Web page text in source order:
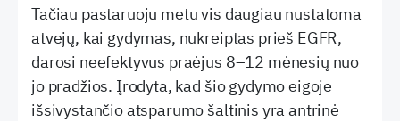
Tačiau pastaruoju metu vis daugiau nustatoma
atvejų, kai gydymas, nukreiptas prieš EGFR,
darosi neefektyvus praėjus 8–12 mėnesių nuo
jo pradžios. Įrodyta, kad šio gydymo eigoje
išsivystančio atsparumo šaltinis yra antrinė